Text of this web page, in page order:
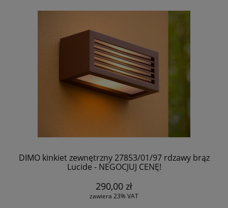
DIMO kinkiet zewnętrzny 27853/01/97 rdzawy brąz
Lucide - NEGOCJUJ CENĘ!
290,00 zł
zawiera 23% VAT